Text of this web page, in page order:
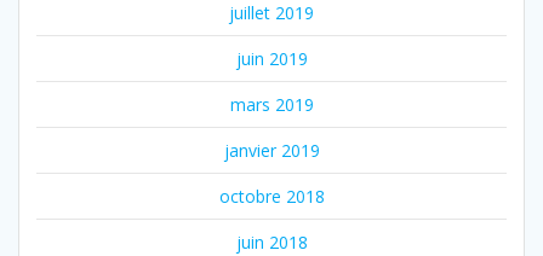
juillet 2019
juin 2019
mars 2019
janvier 2019
octobre 2018
juin 2018